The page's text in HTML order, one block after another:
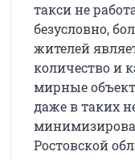
такси не
безусловно,
жителей
количество и
мирные
даже в таких
Ростовской